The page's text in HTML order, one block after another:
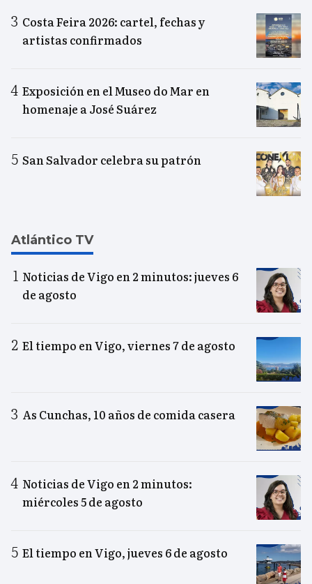
Costa Feira 2026: cartel, fechas y
artistas confirmados
Exposición en el Museo do Mar en
homenaje a José Suárez
San Salvador celebra su patrón
Atlántico TV
Noticias de Vigo en 2 minutos: jueves 6
de agosto
El tiempo en Vigo, viernes 7 de agosto
As Cunchas, 10 años de comida casera
Noticias de Vigo en 2 minutos:
miércoles 5 de agosto
El tiempo en Vigo, jueves 6 de agosto